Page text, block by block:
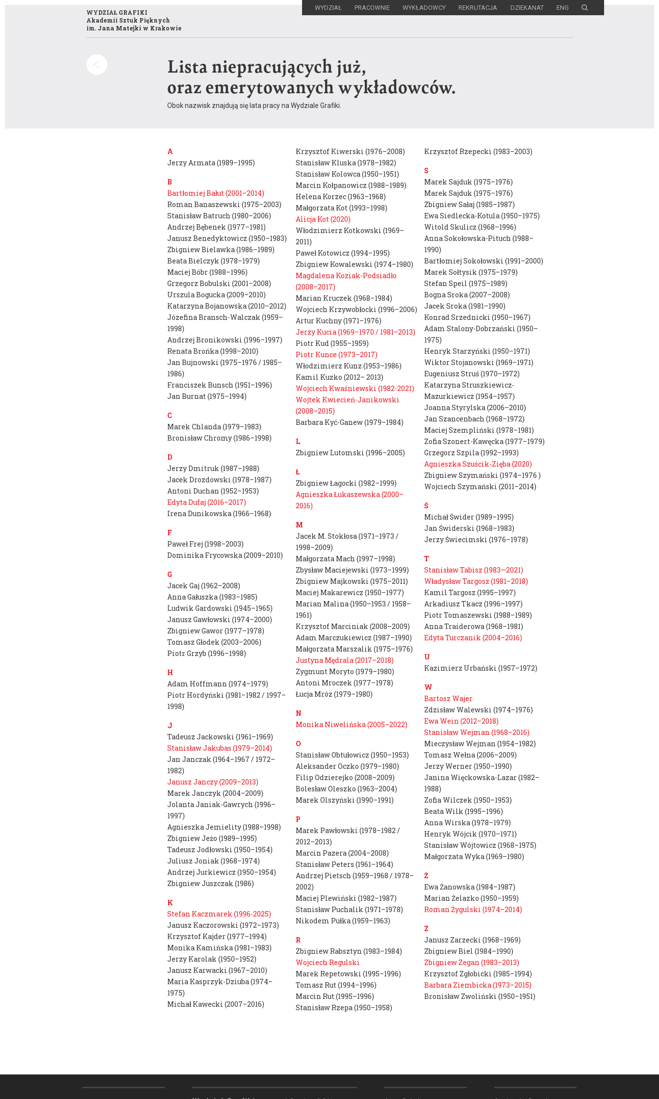
WYDZIAŁ PRACOWNIE WYKŁADOWCY REKRUTACJA DZIEKANAT ENG
Misja i historia
wydziału
Publikacje
Konkurs Grafika
Roku
Kompas wizualny
Drzwi
Wystawa
końcoworoczna
dr hab. prof. ASP
Toborowicz
dr Marlena Biczak
dr hab. prof. ASP
Mateusz Otręba
dr Tomasz
Winiarski
Marlena Biczak
Artur Blusiewicz
Tomáš Agat Błoński
Ireneusz Borowski
Kacper Bożek
Marta Bożyk
C
Zbigniew Cebula
Bartłomiej Chwilczyński
Mariusz Ciastoń
D
Tomasz Daniec
Marcin Dymek
F
Jacek Feliks
G
Kaja Gliwa
Ewa Grzesiak
J
Michał Jandura
Agnieszka Jankowska-Marzec
K
Joanna Kaiser-Plaskowska
Anna Kusztra
Zasady rekrutacji na studia
Konsultacje
Opis kierunku studiów
Program studiów
Plany zajęć
Harmonogram roku
akademickiego
Dyplomy
Zapisy do pracowni
Potwierdzenie efektów
Badania naukowe
Instrukcja zakupów
FACULTY
INFORMATION
DEPARTMENTS
USEFUL
INFORMATIONS
CONTACT
Szukaj:
Grafiki
#Wystawa
Wystawa końcoworoczna
Tomáš Agat Błoński
Bartłomiej Chwilczyński
Agnieszka Jankowska-Marzec
Joanna Kaiser-Plaskowska
Edyta Mąsior
WYDZIAŁ GRAFIKI
Akademii Sztuk Pięknych
im. Jana Matejki w Krakowie
Lista niepracujących już,
oraz emerytowanych wykładowców.
Obok nazwisk znajdują się lata pracy na Wydziale Grafiki.
A
Jerzy Armata (1989–1995)
B
Bartłomiej Bałut (2001–2014)
Roman Banaszewski (1975–2003)
Stanisław Batruch (1980–2006)
Andrzej Bębenek (1977–1981)
Janusz Benedyktowicz (1950–1983)
Zbigniew Bielawka (1986–1989)
Beata Bielczyk (1978–1979)
Maciej Bóbr (1988–1996)
Grzegorz Bobulski (2001–2008)
Urszula Bogucka (2009–2010)
Katarzyna Bojanowska (2010–2012)
Józefina Bransch-Walczak (1959–
1998)
Andrzej Bronikowski (1996–1997)
Renata Brońka (1998–2010)
Jan Bujnowski (1975–1976 / 1985–
1986)
Franciszek Bunsch (1951–1996)
Jan Burnat (1975–1994)
C
Marek Chlanda (1979–1983)
Bronisław Chromy (1986–1998)
D
Jerzy Dmitruk (1987–1988)
Jacek Drozdowski (1978–1987)
Antoni Duchan (1952–1953)
Edyta Dufaj (2016–2017)
Irena Dunikowska (1966–1968)
F
Paweł Frej (1998–2003)
Dominika Frycowska (2009–2010)
G
Jacek Gaj (1962–2008)
Anna Gałuszka (1983–1985)
Ludwik Gardowski (1945–1965)
Janusz Gawłowski (1974–2000)
Zbigniew Gawor (1977–1978)
Tomasz Głodek (2003–2006)
Piotr Grzyb (1996–1998)
H
Adam Hoffmann (1974–1979)
Piotr Hordyński (1981–1982 / 1997–
1998)
J
Tadeusz Jackowski (1961–1969)
Stanisław Jakubas (1979–2014)
Jan Janczak (1964–1967 / 1972–
1982)
Janusz Janczy (2009–2013)
Marek Janczyk (2004–2009)
Jolanta Janiak-Gawrych (1996–
1997)
Agnieszka Jemielity (1988–1998)
Zbigniew Jeżo (1989–1995)
Tadeusz Jodłowski (1950–1954)
Juliusz Joniak (1968–1974)
Andrzej Jurkiewicz (1950–1954)
Zbigniew Juszczak (1986)
K
Stefan Kaczmarek (1996-2025)
Janusz Kaczorowski (1972–1973)
Krzysztof Kajder (1977–1994)
Monika Kamińska (1981–1983)
Jerzy Karolak (1950–1952)
Janusz Karwacki (1967–2010)
Maria Kasprzyk-Dziuba (1974–
1975)
Michał Kawecki (2007–2016)
Krzysztof Kiwerski (1976–2008)
Stanisław Kluska (1978–1982)
Stanisław Kolowca (1950–1951)
Marcin Kołpanowicz (1988–1989)
Helena Korzec (1963–1968)
Małgorzata Kot (1993–1998)
Alicja Kot (2020)
Włodzimierz Kotkowski (1969–
2011)
Paweł Kotowicz (1994–1995)
Zbigniew Kowalewski (1974–1980)
Magdalena Koziak-Podsiadło
(2008–2017)
Marian Kruczek (1968–1984)
Wojciech Krzywobłocki (1996–2006)
Artur Kuchny (1971–1976)
Jerzy Kucia (1969–1970 / 1981–2013)
Piotr Kud (1955–1959)
Piotr Kunce (1973–2017)
Włodzimierz Kunz (1953–1986)
Kamil Kuzko (2012– 2013)
Wojciech Kwaśniewski (1982-2021)
Wojtek Kwiecień-Janikowski
(2008–2015)
Barbara Kyć-Ganew (1979–1984)
L
Zbigniew Lutomski (1996–2005)
Ł
Zbigniew Łagocki (1982–1999)
Agnieszka Łukaszewska (2000–
2016)
M
Jacek M. Stokłosa (1971–1973 /
1998–2009)
Małgorzata Mach (1997–1998)
Zbysław Maciejewski (1973–1999)
Zbigniew Majkowski (1975–2011)
Maciej Makarewicz (1950–1977)
Marian Malina (1950–1953 / 1958–
1961)
Krzysztof Marciniak (2008–2009)
Adam Marczukiewicz (1987–1990)
Małgorzata Marszalik (1975–1976)
Justyna Mędrala (2017–2018)
Zygmunt Moryto (1979–1980)
Antoni Mroczek (1977–1978)
Łucja Mróz (1979–1980)
N
Monika Niwelińska (2005–2022)
O
Stanisław Obtułowicz (1950–1953)
Aleksander Oczko (1979–1980)
Filip Odzierejko (2008–2009)
Bolesław Oleszko (1963–2004)
Marek Olszyński (1990–1991)
P
Marek Pawłowski (1978–1982 /
2012–2013)
Marcin Pazera (2004–2008)
Stanisław Peters (1961–1964)
Andrzej Pietsch (1959–1968 / 1978–
2002)
Maciej Plewiński (1982–1987)
Stanisław Puchalik (1971–1978)
Nikodem Pułka (1959–1963)
R
Zbigniew Rabsztyn (1983–1984)
Wojciech Regulski
Marek Repetowski (1995–1996)
Tomasz Rut (1994–1996)
Marcin Rut (1995–1996)
Stanisław Rzepa (1950–1958)
Krzysztof Rzepecki (1983–2003)
S
Marek Sajduk (1975–1976)
Marek Sajduk (1975–1976)
Zbigniew Sałaj (1985–1987)
Ewa Siedlecka-Kotula (1950–1975)
Witold Skulicz (1968–1996)
Anna Sokołowska-Pituch (1988–
1990)
Bartłomiej Sokołowski (1991–2000)
Marek Sołtysik (1975–1979)
Stefan Speil (1975–1989)
Bogna Sroka (2007–2008)
Jacek Sroka (1981–1990)
Konrad Srzednicki (1950–1967)
Adam Stalony-Dobrzański (1950–
1975)
Henryk Starzyński (1950–1971)
Wiktor Stojanowski (1969–1971)
Eugeniusz Struś (1970–1972)
Katarzyna Struszkiewicz-
Mazurkiewicz (1954–1957)
Joanna Styrylska (2006–2010)
Jan Szancenbach (1968–1972)
Maciej Szempliński (1978–1981)
Zofia Szonert-Kawęcka (1977–1979)
Grzegorz Szpila (1992–1993)
Agnieszka Szuścik-Zięba (2020)
Zbigniew Szymański (1974–1976 )
Wojciech Szymański (2011–2014)
Ś
Michał Świder (1989–1995)
Jan Świderski (1968–1983)
Jerzy Świecimski (1976–1978)
T
Stanisław Tabisz (1983—2021)
Władysław Targosz (1981–2018)
Kamil Targosz (1995–1997)
Arkadiusz Tkacz (1996–1997)
Piotr Tomaszewski (1988–1989)
Anna Traiderowa (1968–1981)
Edyta Turczanik (2004–2016)
U
Kazimierz Urbański (1957–1972)
W
Bartosz Wajer
Zdzisław Walewski (1974–1976)
Ewa Wein (2012–2018)
Stanisław Wejman (1968–2016)
Mieczysław Wejman (1954–1982)
Tomasz Wełna (2006–2009)
Jerzy Werner (1950–1990)
Janina Więckowska-Lazar (1982–
1988)
Zofia Wilczek (1950–1953)
Beata Wilk (1995–1996)
Anna Wirska (1978–1979)
Henryk Wójcik (1970–1971)
Stanisław Wójtowicz (1968–1975)
Małgorzata Wyka (1969–1980)
Ż
Ewa Żanowska (1984–1987)
Marian Żelazko (1950–1959)
Roman Żygulski (1974–2014)
Z
Janusz Zarzecki (1968–1969)
Zbigniew Biel (1984–1990)
Zbigniew Zegan (1983–2013)
Krzysztof Zgłobicki (1985–1994)
Barbara Ziembicka (1973–2015)
Bronisław Zwoliński (1950–1951)